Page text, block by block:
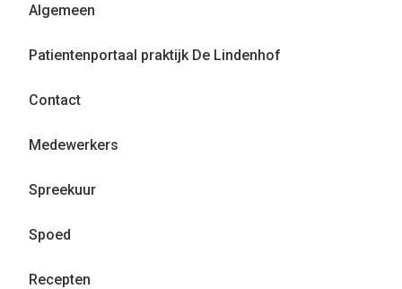
Algemeen
Patientenportaal praktijk De Lindenhof
Contact
Medewerkers
Spreekuur
Spoed
Recepten